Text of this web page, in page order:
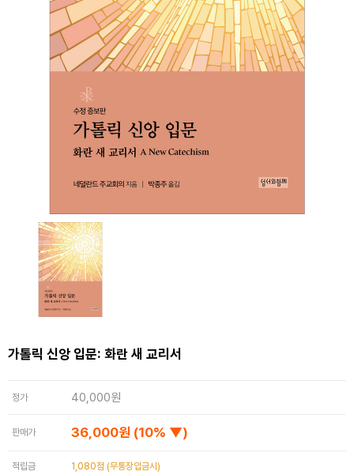
가톨릭 신앙 입문: 화란 새 교리서
정가 40,000원
판매가 36,000원 (10% ▼)
적립금 1,080점 (무통장입금시)